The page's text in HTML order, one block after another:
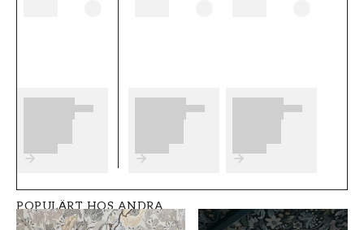
Produktdetaljer
SKU
Boråstapeter
STIL
Svenska, Modern 0,53
POPULÄRT HOS ANDRA